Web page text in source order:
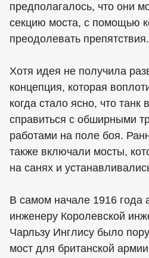
предполагалось, что они
секцию моста, с помощью
преодолевать препятствия.
Хотя идея не получила
концепция, которая
когда стало ясно, что танк
справиться с обширными
работами на поле боя.
также включали мосты,
на санях и
В самом начале 1916 года
инженеру Королевской
Чарльзу Инглису было
мост для британской